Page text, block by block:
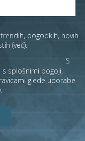
dogodkih, novih
(več).
S
s splošnimi pogoji,
glede uporabe